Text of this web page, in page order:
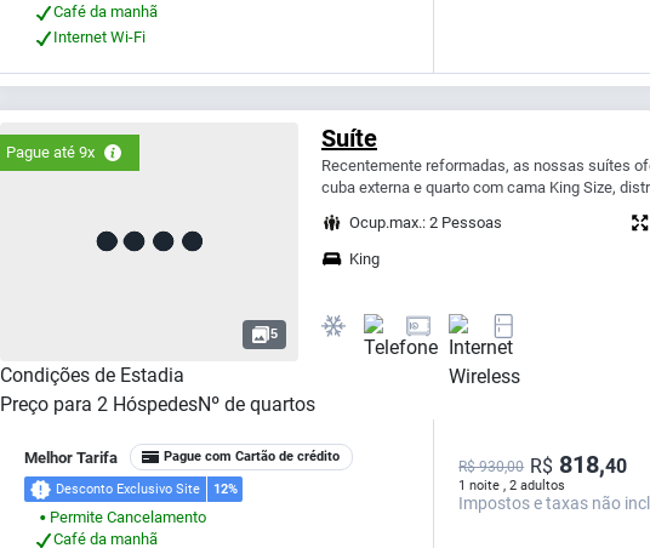
Café da manhã
Internet Wi-Fi
Pague até 9x
5
Suíte
Recentemente reformadas, as nossas suítes
cuba externa e quarto com cama King Size,
Ocup.max.: 2 Pessoas
King
Condições de Estadia
Preço para 2 HóspedesNº de quartos
Melhor Tarifa Pague com Cartão de crédito
Desconto Exclusivo Site 12%
⬤
Permite Cancelamento
Café da manhã
1 noite , 2 adultos
R$ 930,00 R$ 818,40
Impostos e taxas não